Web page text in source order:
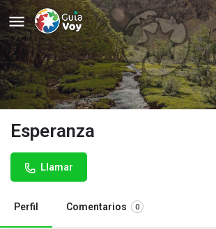
Esperanza
Llamar
Perfil Comentarios 0